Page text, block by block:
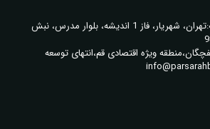
آدرس و انبار اندیشه:تهران، شهریار، فاز 1 اندیشه، بلوار مدرس، نبش
ویژه اقتصادی قم،انتهای توسعه